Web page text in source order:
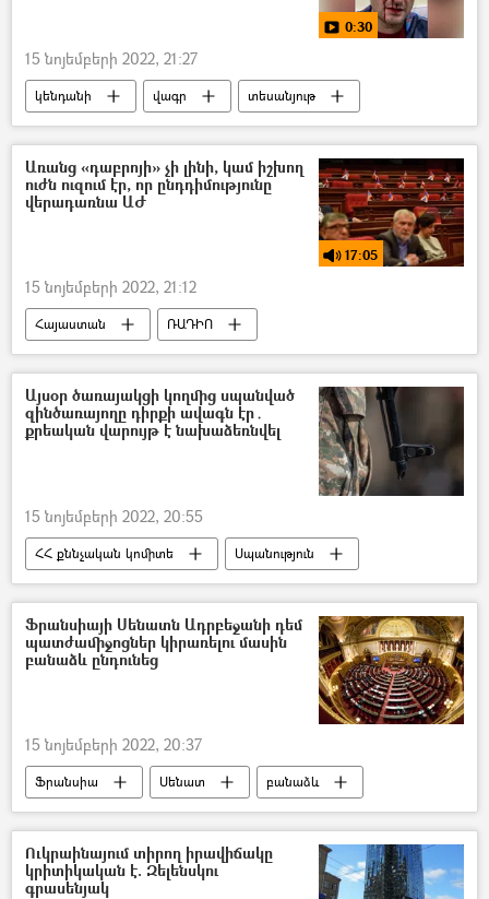
0:30
15 նոյեմբերի 2022, 21:27
կենդանի վագր
տեսանյութ
Տեսանյութեր
Առանց «դաբրոյի» չի լինի, կամ իշխող
ուժն ուզում էր, որ ընդդիմությունը
վերադառնա ԱԺ
17:05
15 նոյեմբերի 2022, 21:12
Հայաստան
ՌԱԴԻՈ
ընդդիմություն
ԱԺ (Ազգային ժողով)
Արմեն Բադալյան
պոդկաստ
Այսօր ծառայակցի կողմից սպանված
զինծառայողը դիրքի ավագն էր․
քրեական վարույթ է նախաձեռնվել
15 նոյեմբերի 2022, 20:55
ՀՀ քննչական կոմիտե
Սպանություն
զինծառայող
Ֆրանսիայի Սենատն Ադրբեջանի դեմ
պատժամիջոցներ կիրառելու մասին
բանաձև ընդունեց
15 նոյեմբերի 2022, 20:37
Ֆրանսիա Սենատ
բանաձև
Ադրբեջան
Հայաստան
Լեռնային Ղարաբաղ
Ուկրաինայում տիրող իրավիճակը
կրիտիկական է. Զելենսկու
գրասենյակ